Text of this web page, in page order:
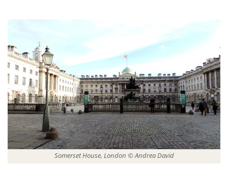
Somerset House, London © Andrea David